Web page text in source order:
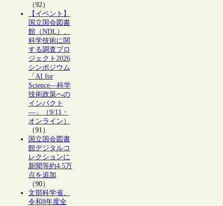
（92）
【イベント】
国立国会図書
館（NDL）、
科学技術に関
する調査プロ
ジェクト2026
シンポジウム
「AI for
Science―科学
技術政策への
インパクト
―」（9/11・
オンライン）
（91）
国立国会図書
館デジタルコ
レクションに
新聞等約4.5万
点を追加
（90）
文部科学省、
令和8年度全